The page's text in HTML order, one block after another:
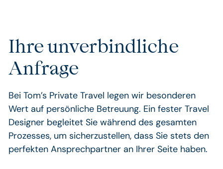
Ihre unverbindliche
Anfrage
Bei Tom’s Private Travel legen wir besonderen
Wert auf persönliche Betreuung. Ein fester Travel
Designer begleitet Sie während des gesamten
Prozesses, um sicherzustellen, dass Sie stets den
perfekten Ansprechpartner an Ihrer Seite haben.